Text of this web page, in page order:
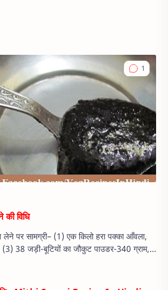
की विधि
पक्का आँवला,